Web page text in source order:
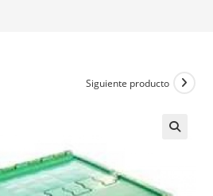
Siguiente producto